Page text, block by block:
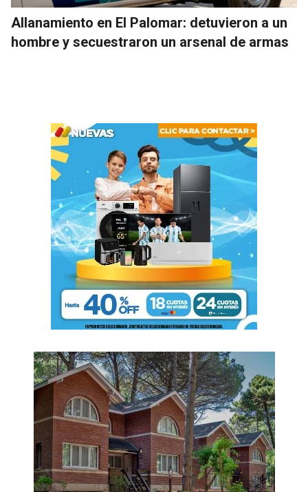
Allanamiento en El Palomar: detuvieron a un
hombre y secuestraron un arsenal de armas